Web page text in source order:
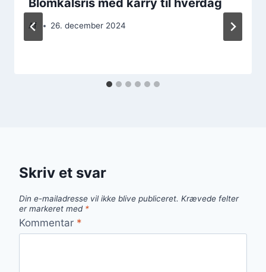
Af 26. december 2024
Skriv et svar
Din e-mailadresse vil ikke blive publiceret. Krævede felter
er markeret med *
Kommentar *